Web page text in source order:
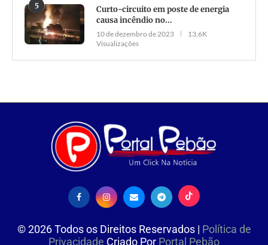
5
Curto-circuito em poste de energia
causa incêndio no...
10 de dezembro de 2023
13,6K
Visualizações
©2026Todos os Direitos Reservados | Política de
Privacidade Criado Por Portal Pebão